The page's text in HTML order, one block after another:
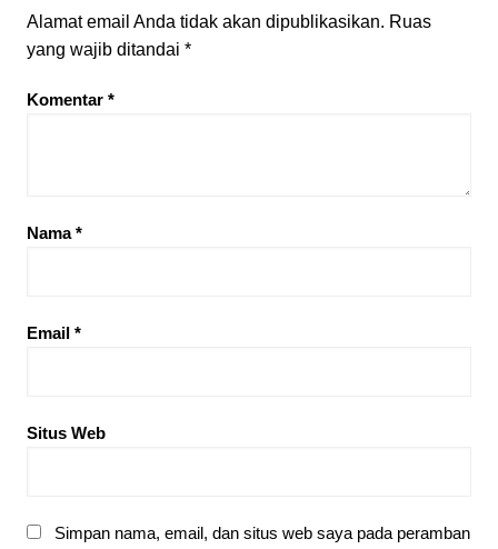
Alamat email Anda tidak akan dipublikasikan. Ruas
yang wajib ditandai *
Komentar *
Nama*
Email *
Situs Web
Simpan nama, email, dan situs web saya pada peramban